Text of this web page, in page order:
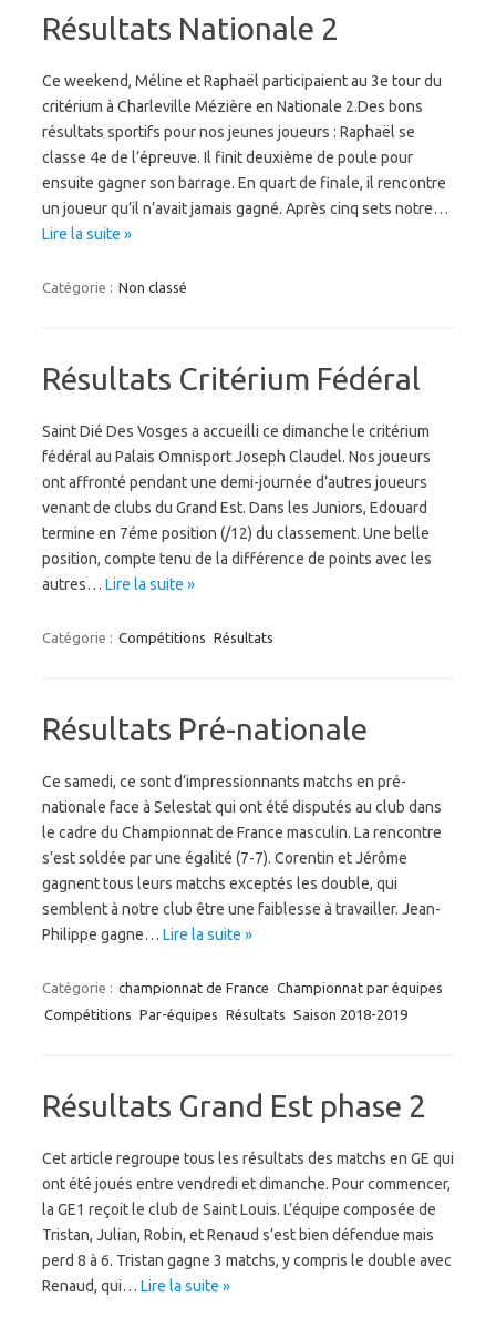
Résultats Nationale 2
Ce weekend, Méline et Raphaël participaient au 3e tour du
critérium à Charleville Mézière en Nationale 2.Des bons
résultats sportifs pour nos jeunes joueurs : Raphaël se
classe 4e de l’épreuve. Il finit deuxième de poule pour
ensuite gagner son barrage. En quart de finale, il rencontre
un joueur qu’il n’avait jamais gagné. Après cinq sets notre…
Lire la suite »
Catégorie : Non classé
Résultats Critérium Fédéral
Saint Dié Des Vosges a accueilli ce dimanche le critérium
fédéral au Palais Omnisport Joseph Claudel. Nos joueurs
ont affronté pendant une demi-journée d’autres joueurs
venant de clubs du Grand Est. Dans les Juniors, Edouard
termine en 7éme position (/12) du classement. Une belle
position, compte tenu de la différence de points avec les
autres… Lire la suite »
Catégorie : Compétitions Résultats
Résultats Pré-nationale
Ce samedi, ce sont d’impressionnants matchs en pré-
nationale face à Selestat qui ont été disputés au club dans
le cadre du Championnat de France masculin. La rencontre
s’est soldée par une égalité (7-7). Corentin et Jérôme
gagnent tous leurs matchs exceptés les double, qui
semblent à notre club être une faiblesse à travailler. Jean-
Philippe gagne… Lire la suite »
Catégorie : championnat de France Championnat par équipes
Compétitions Par-équipes Résultats Saison 2018-2019
Résultats Grand Est phase 2
Cet article regroupe tous les résultats des matchs en GE qui
ont été joués entre vendredi et dimanche. Pour commencer,
la GE1 reçoit le club de Saint Louis. L’équipe composée de
Tristan, Julian, Robin, et Renaud s’est bien défendue mais
perd 8 à 6. Tristan gagne 3 matchs, y compris le double avec
Renaud, qui… Lire la suite »